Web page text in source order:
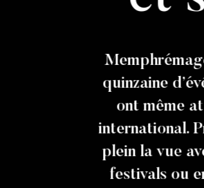
quinzaine
ont même
international.
plein la vue
festivals ou